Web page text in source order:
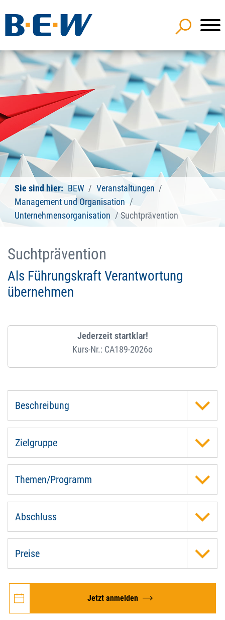
Sie sind hier: BEW
Veranstaltungen
Management und Organisation
Unternehmensorganisation
Suchtprävention
Suchtprävention
Als Führungskraft Verantwortung
übernehmen
Jederzeit startklar!
Kurs-Nr.: CA189-2026o
Beschreibung
Zielgruppe
Themen/Programm
Abschluss
Preise
Jetzt anmelden